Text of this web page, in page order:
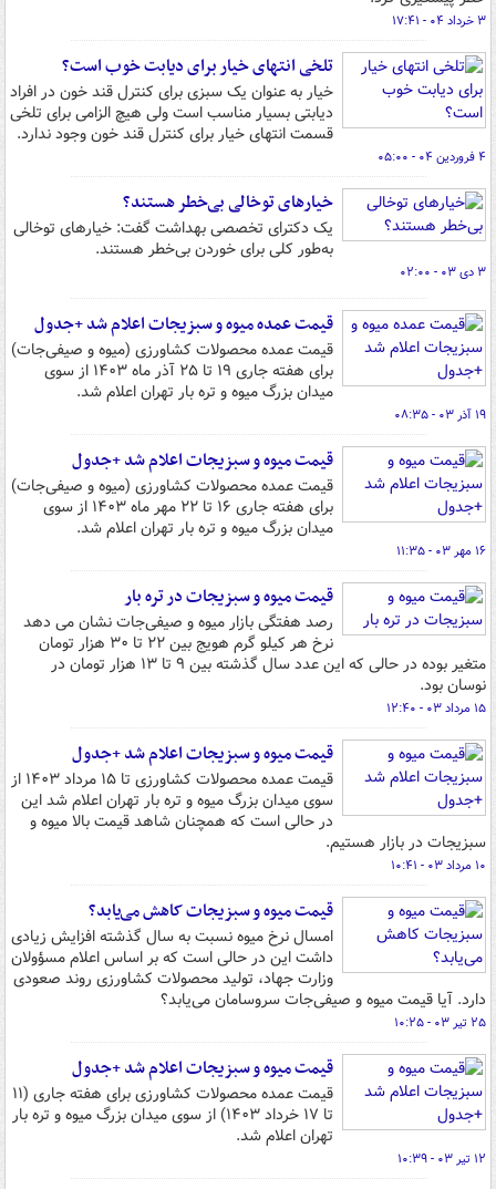
۳ خرداد ۰۴ - ۱۷:۴۱
تلخی انتهای خیار برای دیابت خوب است؟
خیار به عنوان یک سبزی برای کنترل قند خون در افراد
دیابتی بسیار مناسب است ولی هیچ الزامی برای تلخی
قسمت انتهای خیار برای کنترل قند خون وجود ندارد.
۴ فروردین ۰۴ - ۰۵:۰۰
خیارهای توخالی بی‌خطر هستند؟
یک دکترای تخصصی بهداشت گفت: خیارهای توخالی
به‌طور کلی برای خوردن بی‌خطر هستند.
۳ دی ۰۳ - ۰۲:۰۰
قیمت عمده میوه و سبزیجات اعلام شد +جدول
قیمت عمده محصولات کشاورزی (میوه و صیفی‌جات)
برای هفته جاری ۱۹ تا ۲۵ آذر ماه ۱۴۰۳ از سوی
میدان بزرگ میوه و تره بار تهران اعلام شد.
۱۹ آذر ۰۳ - ۰۸:۳۵
قیمت میوه و سبزیجات اعلام شد +جدول
قیمت عمده محصولات کشاورزی (میوه و صیفی‌جات)
برای هفته جاری ۱۶ تا ۲۲ مهر ماه ۱۴۰۳ از سوی
میدان بزرگ میوه و تره بار تهران اعلام شد.
۱۶ مهر ۰۳ - ۱۱:۳۵
قیمت میوه و سبزیجات در تره بار
رصد هفتگی بازار میوه و صیفی‌جات نشان می دهد
نرخ هر کیلو گرم هویج بین ۲۲ تا ۳۰ هزار تومان
متغیر بوده در حالی که این عدد سال گذشته بین ۹ تا ۱۳ هزار تومان در
نوسان بود.
۱۵ مرداد ۰۳ - ۱۲:۴۰
قیمت میوه و سبزیجات اعلام شد +جدول
قیمت عمده محصولات کشاورزی تا ۱۵ مرداد ۱۴۰۳ از
سوی میدان بزرگ میوه و تره بار تهران اعلام شد این
در حالی است که همچنان شاهد قیمت بالا میوه و
سبزیجات در بازار هستیم.
۱۰ مرداد ۰۳ - ۱۰:۴۱
قیمت میوه و سبزیجات کاهش می‌یابد؟
امسال نرخ میوه نسبت به سال گذشته افزایش زیادی
داشت این در حالی است که بر اساس اعلام مسؤولان
وزارت جهاد، تولید محصولات کشاورزی روند صعودی
دارد. آیا قیمت میوه و صیفی‌جات سروسامان می‌یابد؟
۲۵ تیر ۰۳ - ۱۰:۲۵
قیمت میوه و سبزیجات اعلام شد +جدول
قیمت عمده محصولات کشاورزی برای هفته جاری (۱۱
تا ۱۷ خرداد ۱۴۰۳) از سوی میدان بزرگ میوه و تره بار
تهران اعلام شد.
۱۲ تیر ۰۳ - ۱۰:۳۹